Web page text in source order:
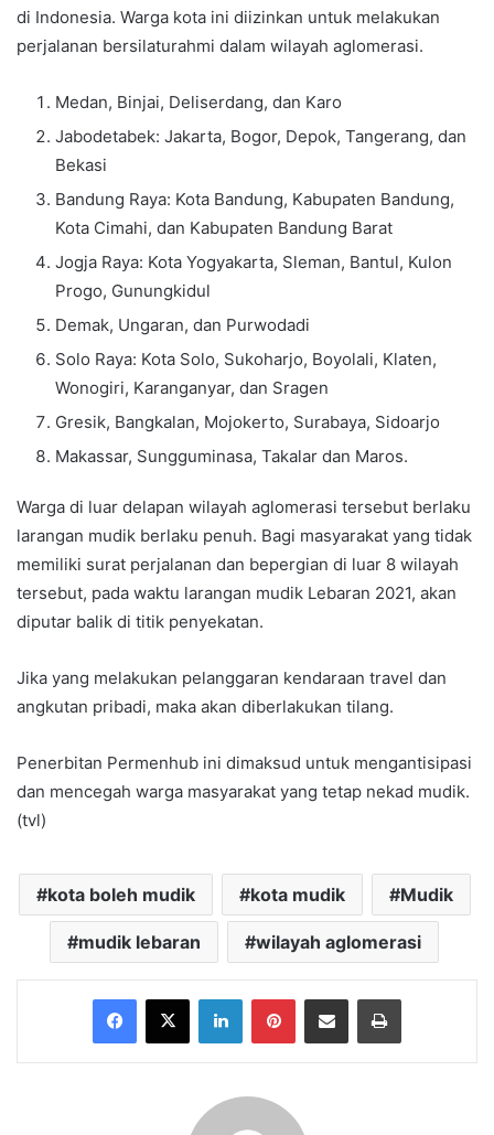
di Indonesia. Warga kota ini diizinkan untuk melakukan
perjalanan bersilaturahmi dalam wilayah aglomerasi.
Medan, Binjai, Deliserdang, dan Karo
Jabodetabek: Jakarta, Bogor, Depok, Tangerang, dan
Bekasi
Bandung Raya: Kota Bandung, Kabupaten Bandung,
Kota Cimahi, dan Kabupaten Bandung Barat
Jogja Raya: Kota Yogyakarta, Sleman, Bantul, Kulon
Progo, Gunungkidul
Demak, Ungaran, dan Purwodadi
Solo Raya: Kota Solo, Sukoharjo, Boyolali, Klaten,
Wonogiri, Karanganyar, dan Sragen
Gresik, Bangkalan, Mojokerto, Surabaya, Sidoarjo
Makassar, Sungguminasa, Takalar dan Maros.
Warga di luar delapan wilayah aglomerasi tersebut berlaku
larangan mudik berlaku penuh. Bagi masyarakat yang tidak
memiliki surat perjalanan dan bepergian di luar 8 wilayah
tersebut, pada waktu larangan mudik Lebaran 2021, akan
diputar balik di titik penyekatan.
Jika yang melakukan pelanggaran kendaraan travel dan
angkutan pribadi, maka akan diberlakukan tilang.
Penerbitan Permenhub ini dimaksud untuk mengantisipasi
dan mencegah warga masyarakat yang tetap nekad mudik.
(tvl)
kota boleh mudik kota mudik Mudik
mudik lebaran wilayah aglomerasi
Facebook
X LinkedInPinterestShare via Email Print